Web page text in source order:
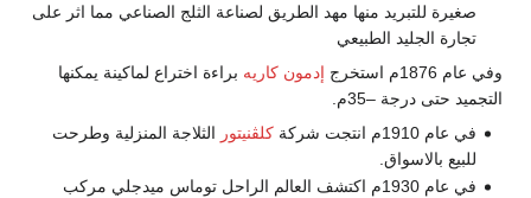
صغيرة للتبريد منها مهد الطريق لصناعة الثلج الصناعي مما اثر على
تجارة الجليد الطبيعي
وفي عام 1876م استخرج
إدمون كاريه براءة اختراع لماكينة يمكنها
التجميد حتى درجة –35م.
في عام 1910م انتجت شركة
كلڤنيتور الثلاجة المنزلية وطرحت
للبيع بالاسواق.
في عام 1930م اكتشف العالم الراحل توماس ميدجلي مركب